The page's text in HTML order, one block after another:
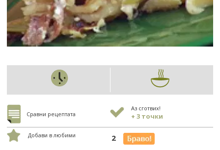
Сравни рецептата
Аз сготвих!
+ 3 точки
Добави в любими 2